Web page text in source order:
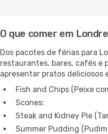
O que comer em
Dos pacotes de férias para
restaurantes, bares, cafés e
apresentar pratos deliciosos
Fish and Chips (Peixe
Scones;
Steak and Kidney Pie
Summer Pudding